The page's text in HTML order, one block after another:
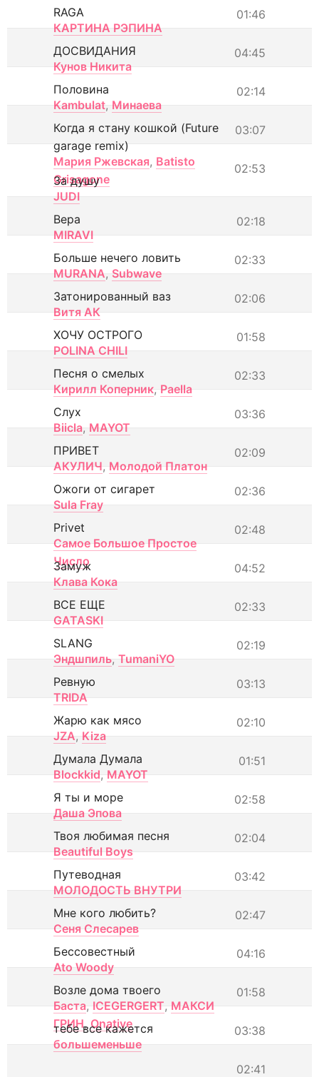
01:46
RAGA
КАРТИНА РЭПИНА
04:45
ДОСВИДАНИЯ
Кунов Никита
02:14
Половина
Kambulat, Минаева
03:07
Когда я стану кошкой (Future
garage remix)
Мария Ржевская, Batisto
Grisagone
02:53
За душу
JUDI
02:18
Вера
MIRAVI
02:33
Больше нечего ловить
MURANA, Subwave
02:06
Затонированный ваз
Витя АК
01:58
ХОЧУ ОСТРОГО
POLINA CHILI
02:33
Песня о смелых
Кирилл Коперник, Paella
03:36
Слух
Biicla, MAYOT
02:09
ПРИВЕТ
АКУЛИЧ, Молодой Платон
02:36
Ожоги от сигарет
Sula Fray
02:48
Privet
Самое Большое Простое
Число
04:52
Замуж
Клава Кока
02:33
ВСЕ ЕЩЕ
GATASKI
02:19
SLANG
Эндшпиль, TumaniYO
03:13
Ревную
TRIDA
02:10
Жарю как мясо
JZA, Kiza
01:51
Думала Думала
Blockkid, MAYOT
02:58
Я ты и море
Даша Эпова
02:04
Твоя любимая песня
Beautiful Boys
03:42
Путеводная
МОЛОДОСТЬ ВНУТРИ
02:47
Мне кого любить?
Сеня Слесарев
04:16
Бессовестный
Ato Woody
01:58
Возле дома твоего
Баста, ICEGERGERT, МАКСИ
ГРИН, Onative 03:38
тебе все кажется
большеменьше
02:41